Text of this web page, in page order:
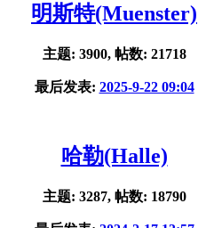
明斯特(Muenster)
主题: 3900, 帖数: 21718
最后发表: 2025-9-22 09:04
哈勒(Halle)
主题: 3287, 帖数: 18790